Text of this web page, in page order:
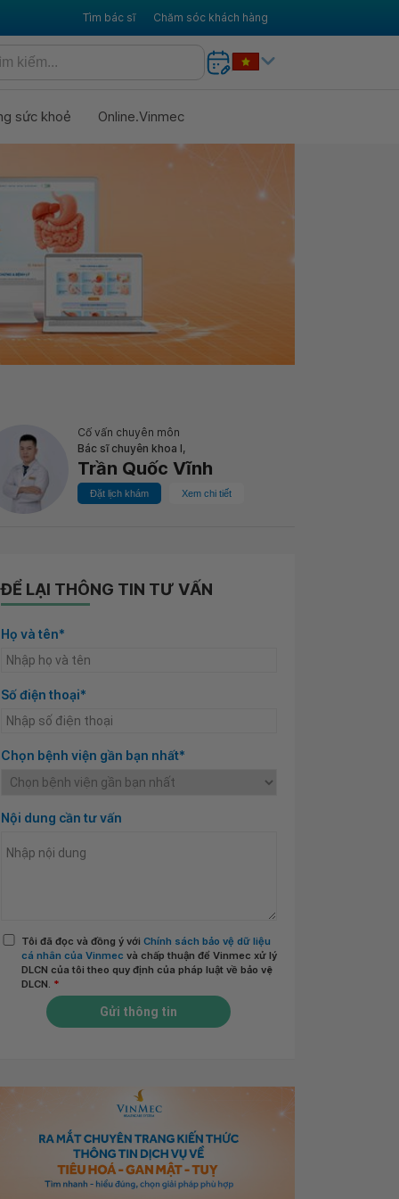
Tìm bác sĩ Chăm sóc khách hàng
sức khoẻ Online.Vinmec
Cố vấn chuyên môn
Bác sĩ chuyên khoa I,
Trần Quốc Vĩnh
Đặt lịch khám Xem chi tiết
ĐỂ LẠI THÔNG TIN TƯ VẤN
Họ và tên*
Số điện thoại*
Chọn bệnh viện gần bạn nhất*
Nội dung cần tư vấn
Tôi đã đọc và đồng ý với Chính sách bảo vệ dữ liệu
cá nhân của Vinmec và chấp thuận để Vinmec xử lý
DLCN của tôi theo quy định của pháp luật về bảo vệ
DLCN. *
Gửi thông tin